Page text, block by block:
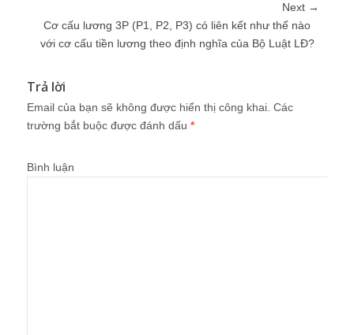
Next →
Cơ cấu lương 3P (P1, P2, P3) có liên kết như thế nào
với cơ cấu tiền lương theo định nghĩa của Bộ Luật LĐ?
Trả lời
Email của bạn sẽ không được hiển thị công khai. Các
trường bắt buộc được đánh dấu *
Bình luận